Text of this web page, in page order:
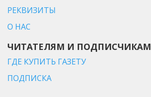
РЕКВИЗИТЫ
О НАС
ЧИТАТЕЛЯМ И ПОДПИСЧИКАМ
ГДЕ КУПИТЬ ГАЗЕТУ
ПОДПИСКА